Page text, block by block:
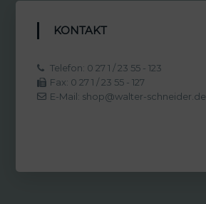
KONTAKT
Telefon: 0 27 1 / 23 55 - 123
Fax: 0 27 1 / 23 55 - 127
E-Mail: shop@walter-schneider.de